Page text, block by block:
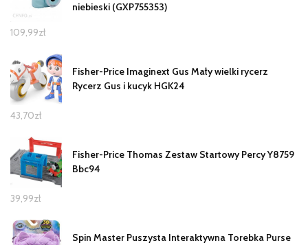
niebieski (GXP755353)
109,99zł
Fisher-Price Imaginext Gus Mały wielki rycerz
Rycerz Gus i kucyk HGK24
43,70zł
Fisher-Price Thomas Zestaw Startowy Percy Y8759
Bbc94
39,99zł
Spin Master Puszysta Interaktywna Torebka Purse